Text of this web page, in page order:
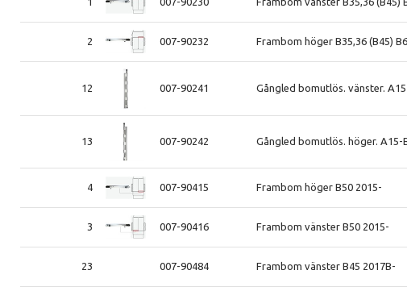
2 007-90232 Frambom höger B35,36 (B45)
12 007-90241 Gångled bomutlös. vänster.
13 007-90242 Gångled bomutlös. höger. A15-
4 007-90415 Frambom höger B50 2015-
3 007-90416 Frambom vänster B50 2015-
23 007-90484 Frambom vänster B45 2017B-